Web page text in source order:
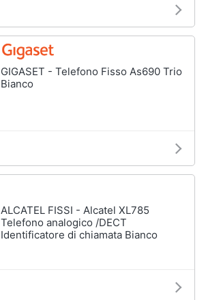
GIGASET - Telefono Fisso As690 Trio
Bianco
ALCATEL FISSI - Alcatel XL785
Telefono analogico /DECT
Identificatore di chiamata Bianco